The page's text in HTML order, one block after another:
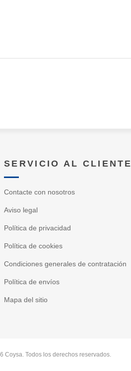
SERVICIO AL CLIENTE
Contacte con nosotros
Aviso legal
Política de privacidad
Política de cookies
Condiciones generales de contratación
Política de envíos
Mapa del sitio
Coysa. Todos los derechos reservados.